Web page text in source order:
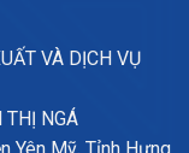
VÀ DỊCH VỤ
NGÁ